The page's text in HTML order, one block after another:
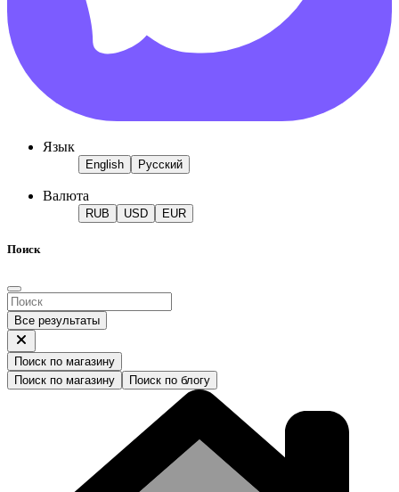
Язык
English Русский
Валюта
RUB USD EUR
Поиск
Все результаты
Поиск по магазину
Поиск по магазину
Поиск по блогу